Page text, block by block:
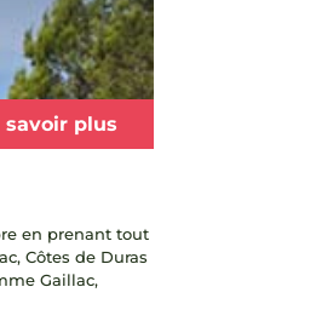
savoir plus
en prenant tout
Côtes de Duras
Gaillac,